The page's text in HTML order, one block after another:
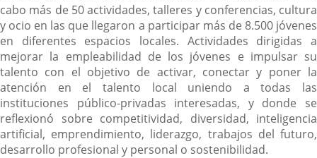
cabo más de 50 actividades, talleres y conferencias, cultura
y ocio en las que llegaron a participar más de 8.500 jóvenes
en diferentes espacios locales. Actividades dirigidas a
mejorar la empleabilidad de los jóvenes e impulsar su
talento con el objetivo de activar, conectar y poner la
atención en el talento local uniendo a todas las
instituciones público-privadas interesadas, y donde se
reflexionó sobre competitividad, diversidad, inteligencia
artificial, emprendimiento, liderazgo, trabajos del futuro,
desarrollo profesional y personal o sostenibilidad.